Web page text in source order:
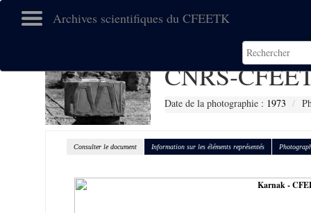
Archives scientifiques du CFEETK
CNRS-
Date de la photographie : 1973
Consulter le document Information sur les éléments représentés